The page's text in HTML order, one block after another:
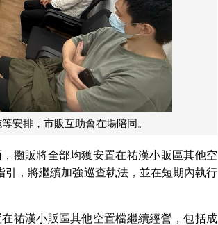
安排，市販互助會在場陪同。
攤販將全部均獲安置在祐漢小販區其他空
，將繼續加強巡查執法，並在短期內執行
祐漢小販區其他空置檔繼續經營，包括成